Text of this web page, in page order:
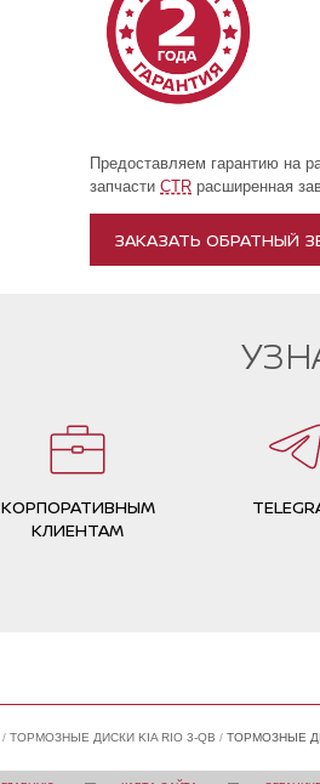
Предоставляем гарантию на
запчасти CTR расширенная
ЗАКАЗАТЬ ОБРАТНЫЙ
КОРПОРАТИВНЫМ
КЛИЕНТАМ
ТОРМОЗНЫЕ ДИСКИ KIA RIO 3-QB ТОРМОЗНЫЕ